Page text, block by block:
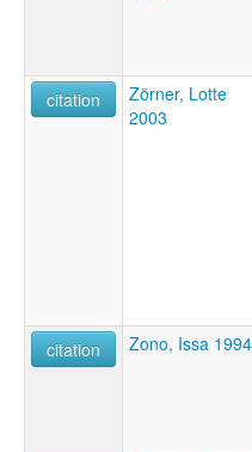
citation
Zörner, Lotte
2003
citation
Zono, Issa 1994